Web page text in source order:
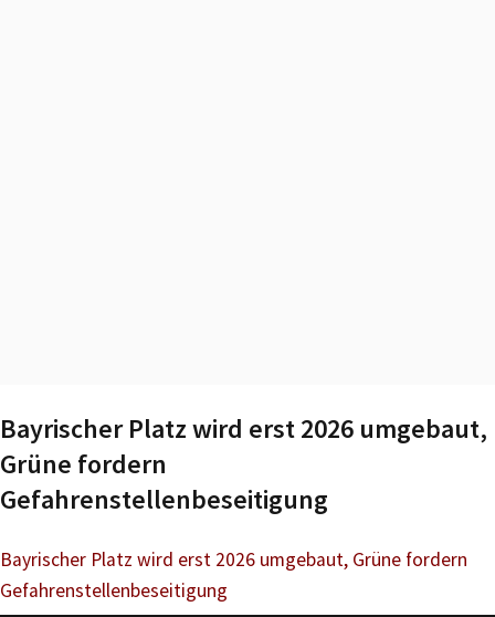
Bayrischer Platz wird erst 2026 umgebaut,
Grüne fordern
Gefahrenstellenbeseitigung
Bayrischer Platz wird erst 2026 umgebaut, Grüne fordern
Gefahrenstellenbeseitigung